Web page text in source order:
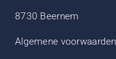
8730 Beernem
Algemene voorwaarden